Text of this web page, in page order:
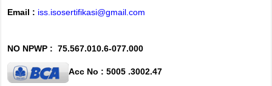
Email : iss.isosertifikasi@gmail.com
NO NPWP : 75.567.010.6-077.000
Acc No : 5005 .3002.47